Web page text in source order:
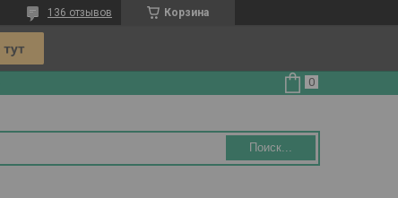
Корзина
136 отзывов
Поиск...